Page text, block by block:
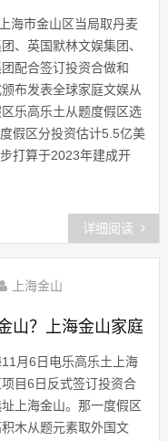
海市金山区当局取丹麦
、英国默林文娱集团、
配合签订投资合做和
布发表全球家庭文娱从
乐高乐土从题度假区选
假区分投资估计5.5亿美
打算于2023年建成开
详细阅读
上海金山
山？上海金山家庭
月6日电乐高乐土上海
目6日反式签订投资合
上海金山。那一度假区
木从题元素取外国文